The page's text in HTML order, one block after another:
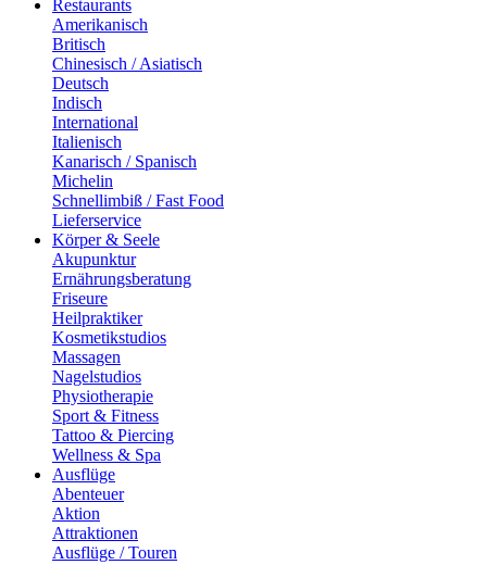
Restaurants
Amerikanisch
Britisch
Chinesisch / Asiatisch
Deutsch
Indisch
International
Italienisch
Kanarisch / Spanisch
Michelin
Schnellimbiß / Fast Food
Lieferservice
Körper & Seele
Akupunktur
Ernährungsberatung
Friseure
Heilpraktiker
Kosmetikstudios
Massagen
Nagelstudios
Physiotherapie
Sport & Fitness
Tattoo & Piercing
Wellness & Spa
Ausflüge
Abenteuer
Aktion
Attraktionen
Ausflüge / Touren